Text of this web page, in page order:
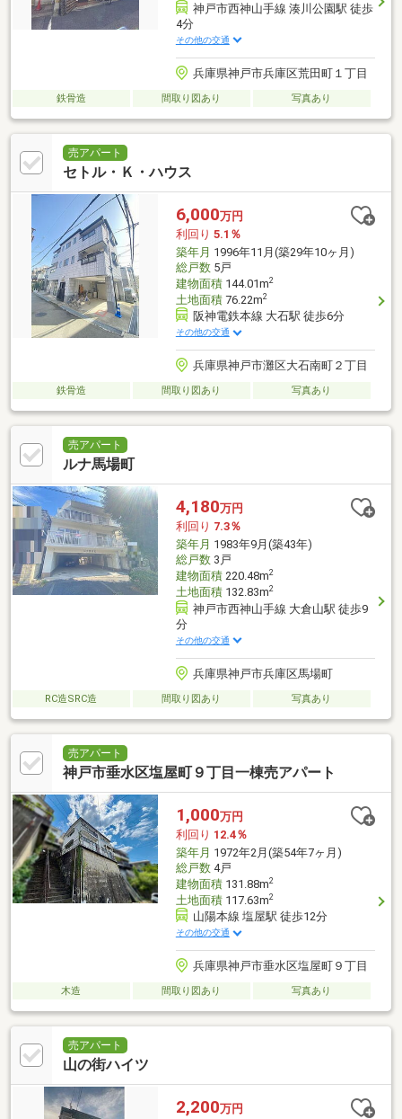
神戸市西神山手線 湊川公園駅 徒歩
4分
その他の交通
兵庫県神戸市兵庫区荒田町１丁目
鉄骨造 間取り図あり 写真あり
売アパート
セトル・Ｋ・ハウス
6,000万円
利回り 5.1％
築年月 1996年11月(築29年10ヶ月)
総戸数5戸
建物面積144.01m2
土地面積76.22m2
阪神電鉄本線 大石駅 徒歩6分
その他の交通
兵庫県神戸市灘区大石南町２丁目
鉄骨造 間取り図あり 写真あり
売アパート
ルナ馬場町
4,180万円
利回り 7.3％
築年月 1983年9月(築43年)
総戸数3戸
建物面積220.48m2
土地面積132.83m2
神戸市西神山手線 大倉山駅 徒歩9
分
その他の交通
兵庫県神戸市兵庫区馬場町
RC造SRC造 間取り図あり 写真あり
売アパート
神戸市垂水区塩屋町９丁目一棟売アパート
1,000万円
利回り 12.4％
築年月 1972年2月(築54年7ヶ月)
総戸数4戸
建物面積131.88m2
土地面積117.63m2
山陽本線 塩屋駅 徒歩12分
その他の交通
兵庫県神戸市垂水区塩屋町９丁目
木造 間取り図あり 写真あり
売アパート
山の街ハイツ
2,200万円